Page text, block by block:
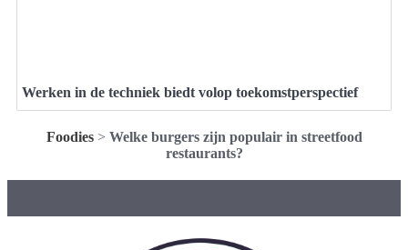
Werken in de techniek biedt volop toekomstperspectief
Foodies> Welke burgers zijn populair in streetfood
restaurants?